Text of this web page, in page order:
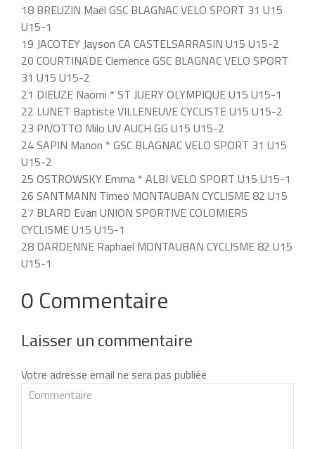
18 BREUZIN Maël GSC BLAGNAC VELO SPORT 31 U15
U15-1
19 JACOTEY Jayson CA CASTELSARRASIN U15 U15-2
20 COURTINADE Clemence GSC BLAGNAC VELO SPORT
31 U15 U15-2
21 DIEUZE Naomi * ST JUERY OLYMPIQUE U15 U15-1
22 LUNET Baptiste VILLENEUVE CYCLISTE U15 U15-2
23 PIVOTTO Milo UV AUCH GG U15 U15-2
24 SAPIN Manon * GSC BLAGNAC VELO SPORT 31 U15
U15-2
25 OSTROWSKY Emma * ALBI VELO SPORT U15 U15-1
26 SANTMANN Timeo MONTAUBAN CYCLISME 82 U15
27 BLARD Evan UNION SPORTIVE COLOMIERS
CYCLISME U15 U15-1
28 DARDENNE Raphael MONTAUBAN CYCLISME 82 U15
U15-1
0 Commentaire
Laisser un commentaire
Votre adresse email ne sera pas publiée